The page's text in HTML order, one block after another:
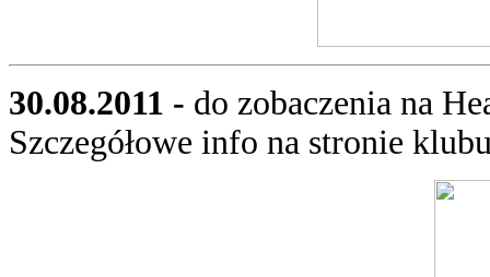
30.08.2011 - do zobaczenia na
Szczegółowe info na stronie